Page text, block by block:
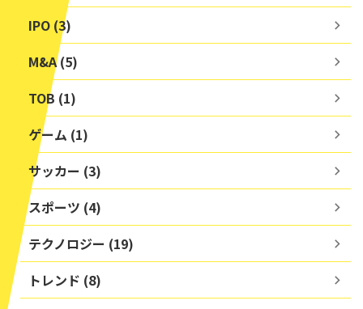
IPO (3)
M&A (5)
TOB (1)
ゲーム (1)
サッカー (3)
スポーツ (4)
テクノロジー (19)
トレンド (8)